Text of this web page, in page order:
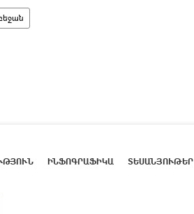
ԻՆՖՈԳՐԱՖԻԿԱ ՏԵՍԱՆՅՈՒԹԵՐ